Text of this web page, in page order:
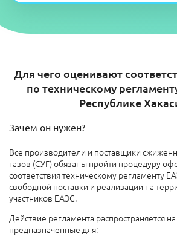
Для чего оценивают
по техническому
Республике
Зачем он нужен?
Все производители и поставщики
газов (СУГ) обязаны пройти процедуру
соответствия техническому регламенту
свободной поставки и реализации на
участников ЕАЭС.
Действие регламента распространяется
предназначенные для: